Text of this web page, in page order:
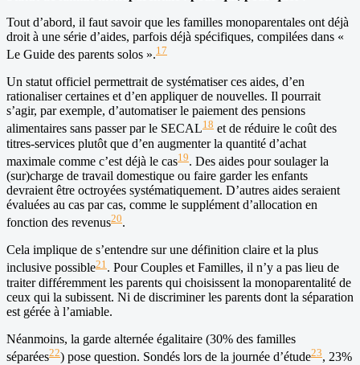
Tout d’abord, il faut savoir que les familles monoparentales ont déjà
droit à une série d’aides, parfois déjà spécifiques, compilées dans «
Le Guide des parents solos ».17
Un statut officiel permettrait de systématiser ces aides, d’en
rationaliser certaines et d’en appliquer de nouvelles. Il pourrait
s’agir, par exemple, d’automatiser le paiement des pensions
alimentaires sans passer par le SECAL18 et de réduire le coût des
titres-services plutôt que d’en augmenter la quantité d’achat
maximale comme c’est déjà le cas19. Des aides pour soulager la
(sur)charge de travail domestique ou faire garder les enfants
devraient être octroyées systématiquement. D’autres aides seraient
évaluées au cas par cas, comme le supplément d’allocation en
fonction des revenus20.
Cela implique de s’entendre sur une définition claire et la plus
inclusive possible21 . Pour Couples et Familles, il n’y a pas lieu de
traiter différemment les parents qui choisissent la monoparentalité de
ceux qui la subissent. Ni de discriminer les parents dont la séparation
est gérée à l’amiable.
Néanmoins, la garde alternée égalitaire (30% des familles
séparées22) pose question. Sondés lors de la journée d’étude23, 23%